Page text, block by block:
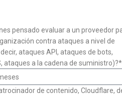
pensado evaluar a un proveedor
contra ataques a nivel de
ataques API, ataques de bots,
ataques a la cadena de suministro)?*
de contenido, Cloudflare,